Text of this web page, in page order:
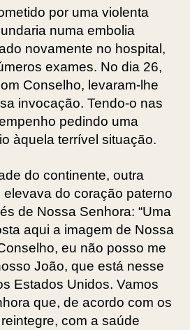
por uma violenta
numa embolia
novamente no hospital,
exames. No dia 26,
Conselho, levaram-lhe
invocação. Tendo-o nas
pedindo uma
àquela terrível situação.
do continente, outra
do coração paterno
de Nossa Senhora: “Uma
aqui a imagem de Nossa
eu não posso me
João, que está nesse
Estados Unidos. Vamos
que, de acordo com os
com a saúde